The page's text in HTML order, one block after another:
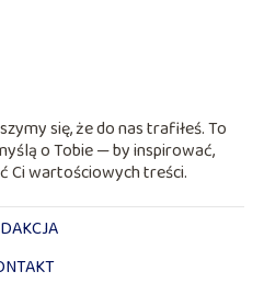
się, że do nas trafiłeś. To
o Tobie — by inspirować,
Ci wartościowych treści.